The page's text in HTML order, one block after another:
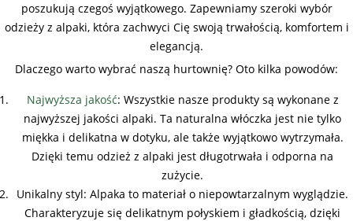
poszukują czegoś wyjątkowego. Zapewniamy szeroki wybór
odzieży z alpaki, która zachwyci Cię swoją trwałością, komfortem i
elegancją.
Dlaczego warto wybrać naszą hurtownię? Oto kilka powodów:
Najwyższa jakość: Wszystkie nasze produkty są wykonane z
najwyższej jakości alpaki. Ta naturalna włóczka jest nie tylko
miękka i delikatna w dotyku, ale także wyjątkowo wytrzymała.
Dzięki temu odzież z alpaki jest długotrwała i odporna na
zużycie.
Unikalny styl: Alpaka to materiał o niepowtarzalnym wyglądzie.
Charakteryzuje się delikatnym połyskiem i gładkością, dzięki